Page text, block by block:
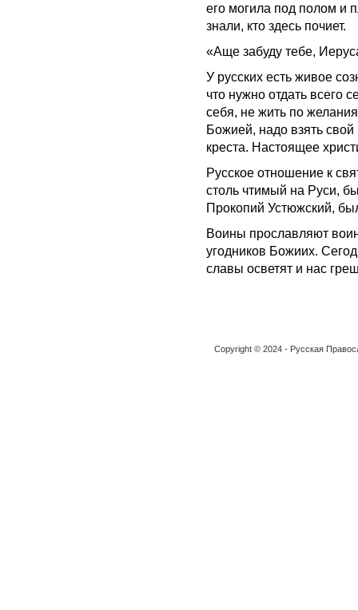
его могила под полом и
знали, кто здесь почиет.
«Аще забуду тебе,
У русских есть живое
что нужно отдать всего
себя, не жить по
Божией, надо взять свой
креста. Настоящее
Русское отношение к
столь чтимый на Руси,
Прокопий Устюжский,
Воины прославляют
угодников Божиих.
славы осветят и нас
Copyright © 2024 - Русская